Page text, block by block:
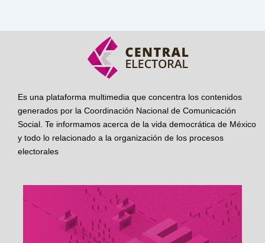
Es una plataforma multimedia que concentra los contenidos
generados por la Coordinación Nacional de Comunicación
Social. Te informamos acerca de la vida democrática de México
y todo lo relacionado a la organización de los procesos
electorales